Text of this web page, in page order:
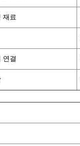
재료
연결